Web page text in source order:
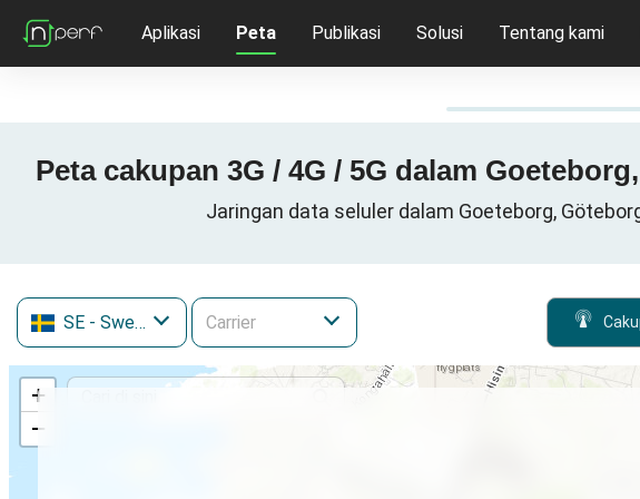
Aplikasi Peta Publikasi Solusi Tentang kami
Peta cakupan 3G / 4G / 5G dalam
Jaringan data seluler dalam Goeteborg,
SE - Swedia
+
−